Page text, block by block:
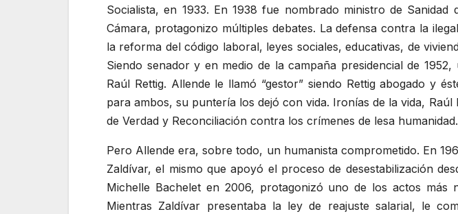
Socialista, en 1933. En 1938 fue nombrado ministro de
Cámara, protagonizo múltiples debates. La defensa contra la
la reforma del código laboral, leyes sociales, educativas, de
Siendo senador y en medio de la campaña presidencial de
Raúl Rettig. Allende le llamó
gestor siendo Rettig abogado y
para ambos, su puntería los dejó con vida. Ironías de la vida,
de Verdad y Reconciliación contra los crímenes de lesa humanidad.
Pero Allende era, sobre todo, un humanista comprometido. En
Zaldívar, el mismo que apoyó el proceso de desestabilización
Michelle Bachelet en 2006, protagonizó uno de los actos
Mientras Zaldívar presentaba la ley de reajuste salarial, le